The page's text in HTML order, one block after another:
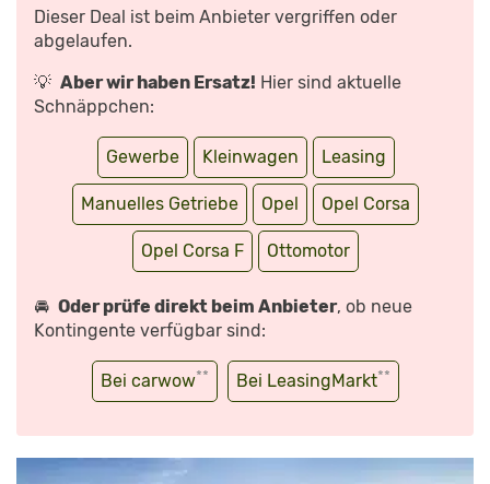
Dieser Deal ist beim Anbieter vergriffen oder
abgelaufen.
💡 Aber wir haben Ersatz! Hier sind aktuelle
Schnäppchen:
Gewerbe Kleinwagen Leasing
Manuelles Getriebe Opel Opel Corsa
Opel Corsa F Ottomotor
🚘 Oder prüfe direkt beim Anbieter, ob neue
Kontingente verfügbar sind:
Bei carwow** Bei LeasingMarkt**
TEST/REVIEW
AUTO
MOTOR
SPORT“
VON
YOUTUBE
ANZEIGEN